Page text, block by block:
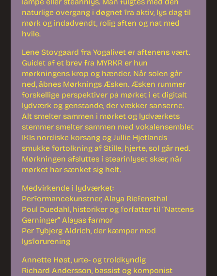
naturlige overgang i døgnet fra aktiv, lys dag til
mørk og indadvendt, rolig aften og nat med
hvile.
Lene Stovgaard fra Yogalivet er aftenens vært.
Guidet af et brev fra MYRKR er hun
mørkningens krop og hænder. Når solen går
ned, åbnes Mørknings Æsken. Æsken rummer
forskellige perspektiver på mørket i et digitalt
lydværk og genstande, der vækker sanserne.
Alt smelter sammen i mørket og lydværkets
stemmer smelter sammen med vokalensemblet
IKIs nordiske korsang og Jullie Hjetlands
smukke fortolkning af Stille, hjerte, sol går ned.
Mørkningen afsluttes i stearinlyset skær, når
mørket har sænket sig helt.
Medvirkende i lydværket:
Performancekunstner, Alaya Riefensthal
Poul Duedahl, historiker og forfatter til “Nattens
Gerninger” Alayas farmor
Per Tybjerg Aldrich, der kæmper mod
lysforurening
Annette Høst, urte- og troldkyndig
Richard Andersson, bassist og komponist